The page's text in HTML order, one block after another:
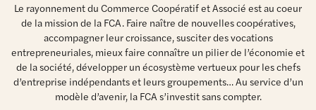
Le rayonnement du Commerce Coopératif et Associé est au coeur
de la mission de la FCA. Faire naître de nouvelles coopératives,
accompagner leur croissance, susciter des vocations
entrepreneuriales, mieux faire connaître un pilier de l’économie et
de la société, développer un écosystème vertueux pour les chefs
d’entreprise indépendants et leurs groupements… Au service d’un
modèle d’avenir, la FCA s’investit sans compter.